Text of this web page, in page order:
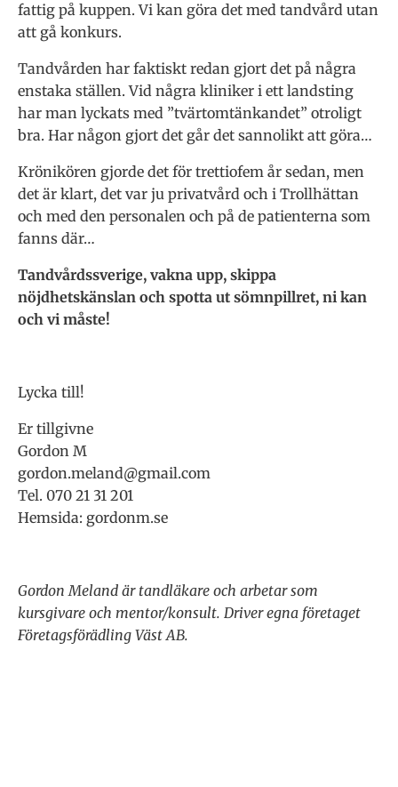
fattig på kuppen. Vi kan göra det med tandvård utan
att gå konkurs.
Tandvården har faktiskt redan gjort det på några
enstaka ställen. Vid några kliniker i ett landsting
har man lyckats med ”tvärtomtänkandet” otroligt
bra. Har någon gjort det går det sannolikt att göra…
Krönikören gjorde det för trettiofem år sedan, men
det är klart, det var ju privatvård och i Trollhättan
och med den personalen och på de patienterna som
fanns där…
Tandvårdssverige, vakna upp, skippa
nöjdhetskänslan och spotta ut sömnpillret, ni kan
och vi måste!
Lycka till!
Er tillgivne
Gordon M
gordon.meland@gmail.com
Tel. 070 21 31 201
Hemsida: gordonm.se
Gordon Meland är tandläkare och arbetar som
kursgivare och mentor/konsult. Driver egna företaget
Företagsförädling Väst AB.